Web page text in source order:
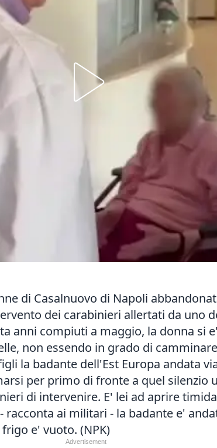
di Casalnuovo di Napoli
dei carabinieri allertati da uno
anni compiuti a maggio, la donna si
non essendo in grado di
la badante dell'Est Europa andata
per primo di fronte a quel silenzio
di intervenire. E' lei ad aprire
ai militari - la badante e'
e' vuoto. (NPK)